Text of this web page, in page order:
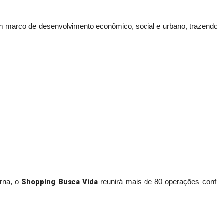
de desenvolvimento econômico, social e urbano,
o Shopping Busca Vida reunirá mais de 80 operações